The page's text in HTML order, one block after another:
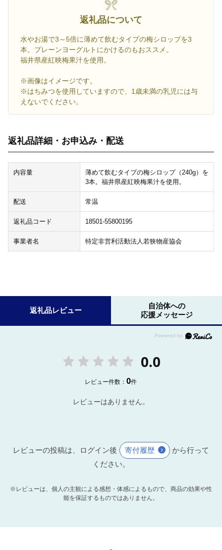
返礼品について
水やお湯で3～5倍に薄めて飲むタイプの梅シロップを3
本。プレーンヨーグルトにかけるのもおススメ。
福井県産紅映梅果汁を使用。
※画像はイメージです。
※はちみつを使用していますので、1歳未満の乳児には与
えないでください。
返礼品詳細・お申込み・配送
内容量
薄めて飲むタイプの梅シロップ（240g）を
3本。福井県産紅映梅果汁を使用。
配送 常温
返礼品コード 18501-55800195
事業者名 特定非営利活動法人若狭物産協会
返礼品レビュー
自治体への
応援メッセージ
0.0
レビュー件数：0件
レビューはありません。
レビューの投稿は、ログイン後 寄付履歴
から行って
ください。
※レビューは、個人の主観による感想・体感によるもので、商品の効果や性
能を保証するものではありません。